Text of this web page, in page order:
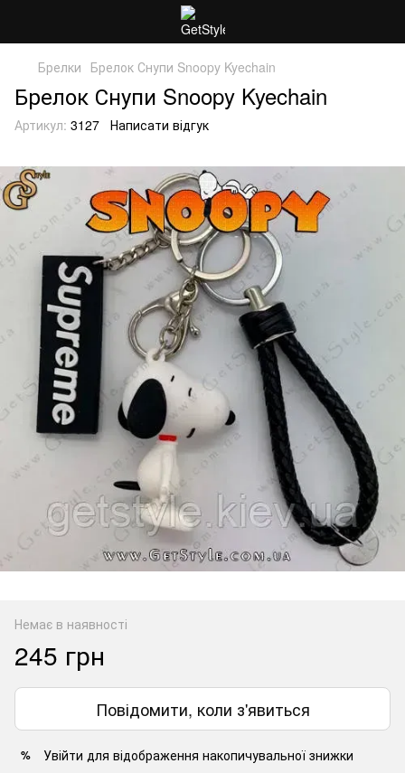
Брелки Брелок Снупи Snoopy Kyechain
Брелок Снупи Snoopy Kyechain
Артикул: 3127 Написати відгук
Немає в наявності
245 грн
Повідомити, коли з'явиться
% Увійти для відображення накопичувальної знижки